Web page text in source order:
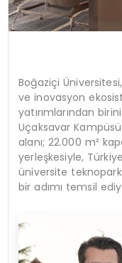
Boğaziçi
ve inovasyon
yatırımlarından
Uçaksavar
alanı; 22.000 m²
yerleşkesiyle,
üniversite
bir adımı temsil